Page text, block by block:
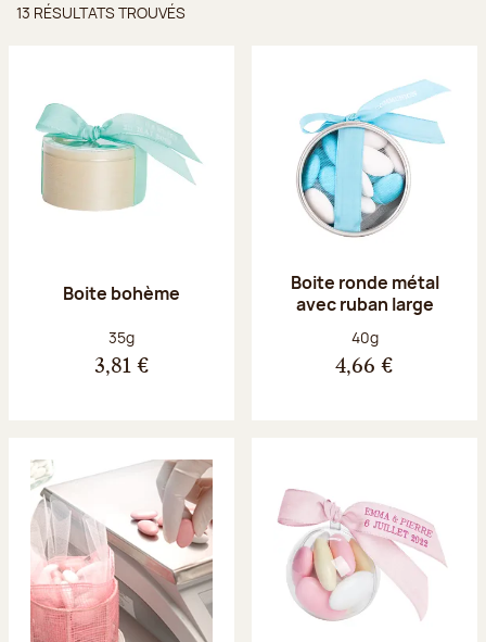
13 RÉSULTATS TROUVÉS
Boite bohème
Poids net :
35g
3,81 €
Boite ronde métal
avec ruban large
Poids net :
40g
4,66 €